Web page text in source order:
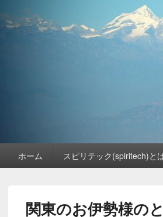
ホーム スピリテック(spiritech)と
関東のお伊勢様の